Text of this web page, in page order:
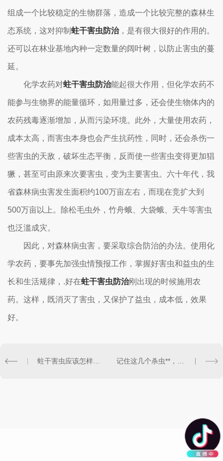
组成一个比较稳定的生物群落，造成一个比较完整的森林生
态系统，这对抑制 蛀干害虫防治，是有很大很好的作用的。
还可以在林业基地内种一定数量的阔叶树，以防止害虫的蔓
延。
化学农药对蛀干害虫防治能起很大作用，但化学农药不
能参与生物界的能量循环，如用量过多，还会使生物体内的
农药残毒逐渐增加，从而污染环境。此外，大量使用农药，
成本太高，而害虫本身也会产生抗药性，同时，还会杀伤一
些害虫的天敌，破坏生态平衡，反而使一些害虫变得更加猖
獗，甚至可由原来次要害虫，变为主要害虫。六十年代，我
省森林病虫害发生面积约100万亩左右，而现在竞扩大到
500万亩以上。除松毛虫外，竹舟蛾、大袋蛾、天牛等害虫
也泛滥成灾。
因此，对森林病虫害，要采取综合防治的办法。使用化
学农药，要事先加强虫情预报工作，掌握好害虫和益虫的生
长和生活规律，.好在蛀干害虫防治刚出现的时候施用农
药。这样，既消灭了害虫，又保护了益虫，成本低，效果
好。